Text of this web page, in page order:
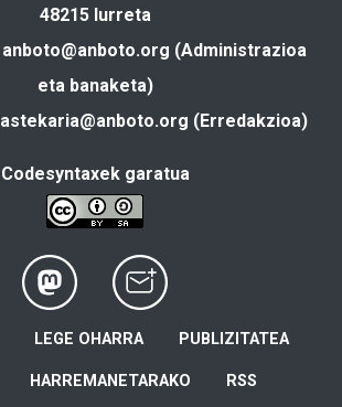
48215 Iurreta
anboto@anboto.org (Administrazioa
eta banaketa)
astekaria@anboto.org (Erredakzioa)
Codesyntaxek garatua
LEGE OHARRA PUBLIZITATEA
HARREMANETARAKO RSS